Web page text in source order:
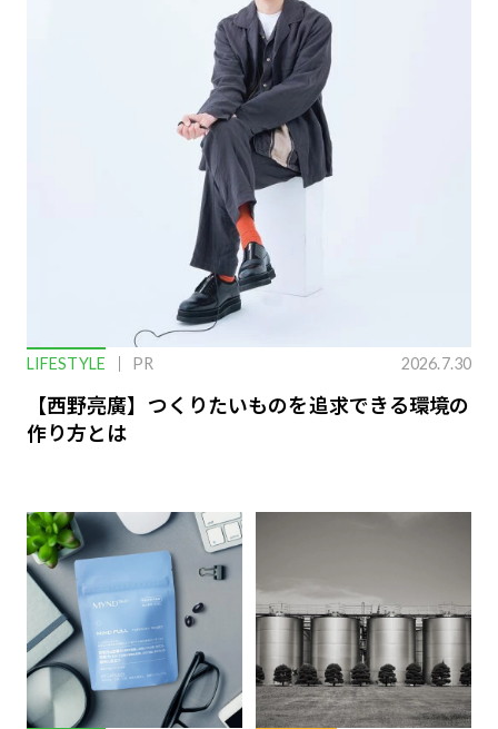
LIFESTYLE PR 2026.7.30
【西野亮廣】つくりたいものを追求できる環境の
作り方とは